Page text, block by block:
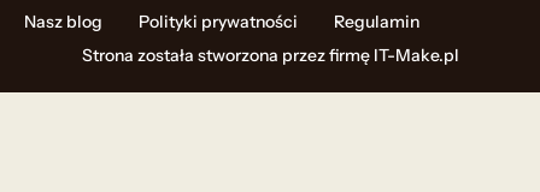
Strona została stworzona przez firmę IT-Make.pl
Nasz blog Polityki prywatności Regulamin